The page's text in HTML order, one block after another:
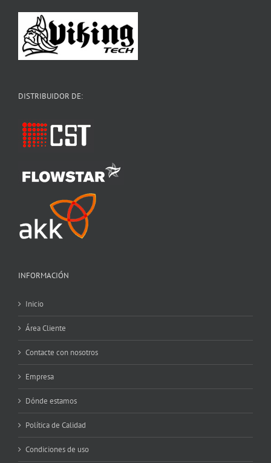
DISTRIBUIDOR DE:
INFORMACIÓN
Inicio
Área Cliente
Contacte con nosotros
Empresa
Dónde estamos
Política de Calidad
Condiciones de uso